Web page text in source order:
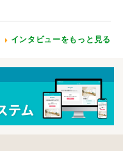
インタビューをもっと見る